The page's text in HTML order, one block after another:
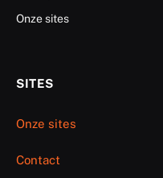
Onze sites
SITES
Onze sites
Contact